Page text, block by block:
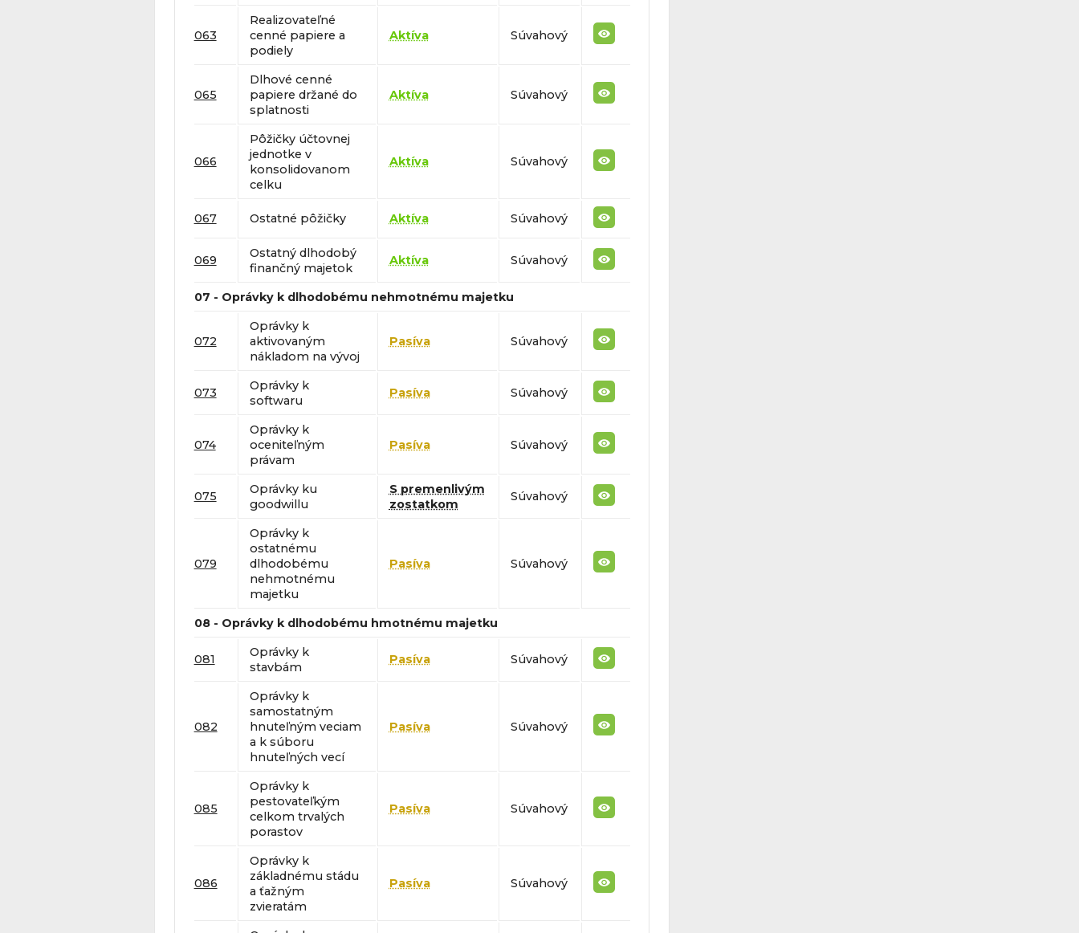
063
Realizovateľné
cenné papiere a
podiely
Aktíva Súvahový
065
Dlhové cenné
papiere držané do
splatnosti
Aktíva Súvahový
066
Pôžičky účtovnej
jednotke v
konsolidovanom
celku
Aktíva Súvahový
067 Ostatné pôžičky Aktíva Súvahový
069
Ostatný dlhodobý
finančný majetok
Aktíva Súvahový
07 - Oprávky k dlhodobému nehmotnému majetku
072
Oprávky k
aktivovaným
nákladom na vývoj
Pasíva Súvahový
073
Oprávky k
softwaru
Pasíva Súvahový
074
Oprávky k
oceniteľným
právam
Pasíva Súvahový
075
Oprávky ku
goodwillu
S premenlivým
zostatkom
Súvahový
079
Oprávky k
ostatnému
dlhodobému
nehmotnému
majetku
Pasíva Súvahový
08 - Oprávky k dlhodobému hmotnému majetku
081
Oprávky k
stavbám
Pasíva Súvahový
082
Oprávky k
samostatným
hnuteľným veciam
a k súboru
hnuteľných vecí
Pasíva Súvahový
085
Oprávky k
pestovateľkým
celkom trvalých
porastov
Pasíva Súvahový
086
Oprávky k
základnému stádu
a ťažným
zvieratám
Pasíva Súvahový